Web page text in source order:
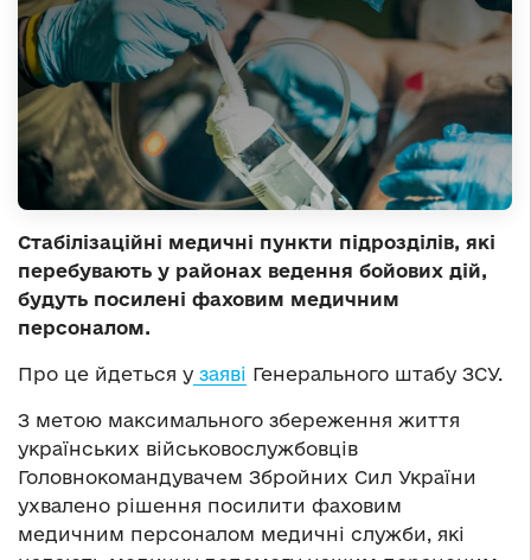
Стабілізаційні медичні пункти підрозділів, які
перебувають у районах ведення бойових дій,
будуть посилені фаховим медичним
персоналом.
Про це йдеться у заяві Генерального штабу ЗСУ.
З метою максимального збереження життя
українських військовослужбовців
Головнокомандувачем Збройних Сил України
ухвалено рішення посилити фаховим
медичним персоналом медичні служби, які